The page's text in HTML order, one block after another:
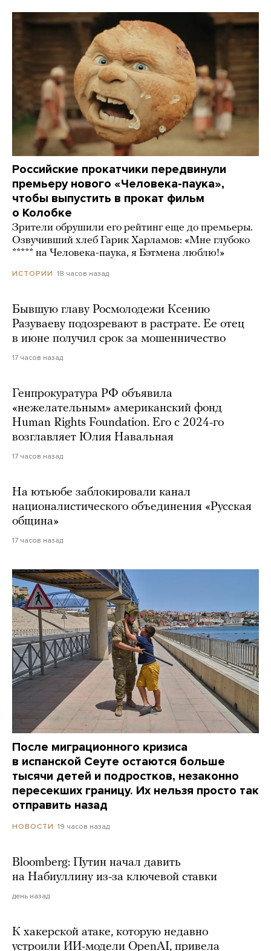
Российские прокатчики передвинули
премьеру нового «Человека-паука»,
чтобы выпустить в прокат фильм
о Колобке
Зрители обрушили его рейтинг еще до премьеры.
Озвучивший хлеб Гарик Харламов: «Мне глубоко
***** на Человека-паука, я Бэтмена люблю!»
ИСТОРИИ 18 часов назад
Бывшую главу Росмолодежи Ксению
Разуваеву подозревают в растрате. Ее отец
в июне получил срок за мошенничество
17 часов назад
Генпрокуратура РФ объявила
«нежелательным» американский фонд
Human Rights Foundation. Его с 2024-го
возглавляет Юлия Навальная
17 часов назад
На ютьюбе заблокировали канал
националистического объединения «Русская
община»
17 часов назад
После миграционного кризиса
в испанской Сеуте остаются больше
тысячи детей и подростков, незаконно
пересекших границу. Их нельзя просто так
отправить назад
НОВОСТИ 19 часов назад
Bloomberg: Путин начал давить
на Набиуллину из-за ключевой ставки
день назад
К хакерской атаке, которую недавно
устроили ИИ-модели OpenAI, привела